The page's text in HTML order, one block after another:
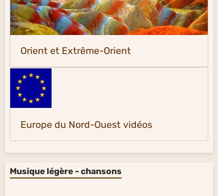
Orient et Extrême-Orient
Europe du Nord-Ouest vidéos
Musique légère - chansons